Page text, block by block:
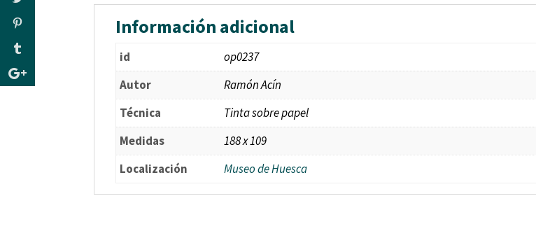
Información adicional
id
op0237
Autor
Ramón Acín
Técnica
Tinta sobre papel
Medidas
188 x 109
Localización
Museo de Huesca